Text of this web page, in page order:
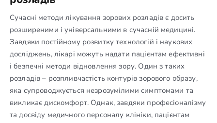
Сучасні методи лікування зорових розладів є досить
розширеними і універсальними в сучасній медицині.
Завдяки постійному розвитку технологій і наукових
досліджень, лікарі можуть надати пацієнтам ефективні
і безпечні методи відновлення зору. Один з таких
розладів – розпливчастість контурів зорового образу,
яка супроводжується незрозумілими симптомами та
викликає дискомфорт. Однак, завдяки професіоналізму
та досвіду медичного персоналу клініки, пацієнтам